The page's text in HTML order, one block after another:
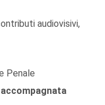
audiovisivi,
Penale
accompagnata